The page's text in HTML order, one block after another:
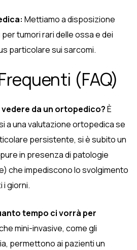
Mettiamo a disposizione
tumori rari delle ossa e dei
particolare sui sarcomi.
(FAQ)
da un ortopedico?È
a una valutazione ortopedica se
persistente, si è subito un
in presenza di patologie
che impediscono lo svolgimento
i giorni.
tempo ci vorrà per
mini-invasive, come gli
permettono ai pazienti un